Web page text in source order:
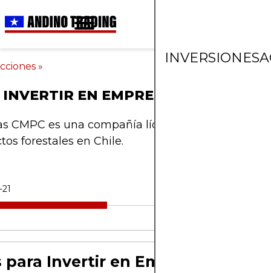
INVERSIONES
»
EN EMPRESAS CMPC
CMPC es una compañía líder en la producción
forestales en Chile.
para Invertir en Empresas CMPC